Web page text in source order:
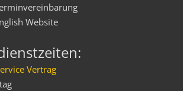
Website
Vertrag